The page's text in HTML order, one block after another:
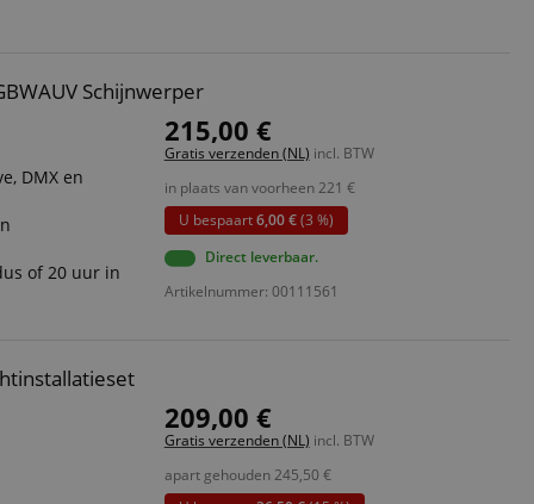
Schijnwerper
DMX en
of 20 uur in
215,00 €
Gratis verzenden (NL) incl. BTW
in plaats van voorheen221 €
U bespaart6,00 €(3 %)
Direct leverbaar.
Artikelnummer: 00111561
209,00 €
Gratis verzenden (NL) incl. BTW
apart gehouden245,50 €
a secure
across page
are used by the
so users can
used to facilitate